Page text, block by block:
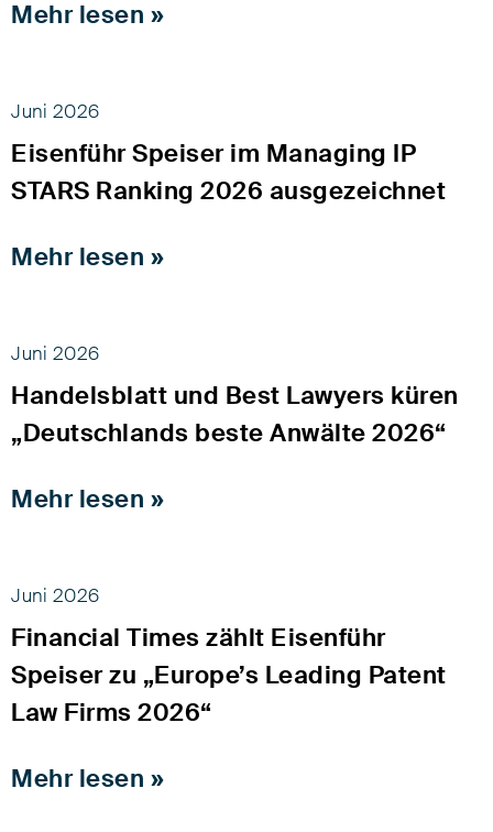
Mehr lesen »
Juni 2026
Eisenführ Speiser im Managing IP
STARS Ranking 2026 ausgezeichnet
Mehr lesen »
Juni 2026
Handelsblatt und Best Lawyers küren
„Deutschlands beste Anwälte 2026“
Mehr lesen »
Juni 2026
Financial Times zählt Eisenführ
Speiser zu „Europe’s Leading Patent
Law Firms 2026“
Mehr lesen »